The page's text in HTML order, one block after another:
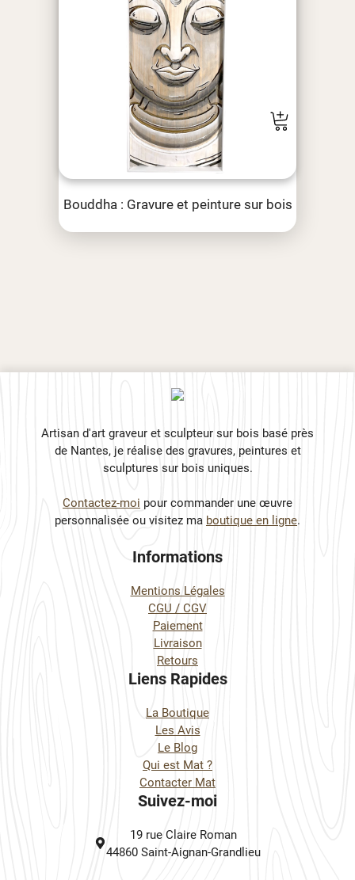
Bouddha : Gravure et peinture sur bois
Artisan d'art graveur et sculpteur sur bois basé près
de Nantes, je réalise des gravures, peintures et
sculptures sur bois uniques.
Contactez-moi pour commander une œuvre
personnalisée ou visitez ma boutique en ligne.
Informations
Mentions Légales
CGU / CGV
Paiement
Livraison
Retours
Liens Rapides
La Boutique
Les Avis
Le Blog
Qui est Mat ?
Contacter Mat
Suivez-moi
19 rue Claire Roman
44860 Saint-Aignan-Grandlieu